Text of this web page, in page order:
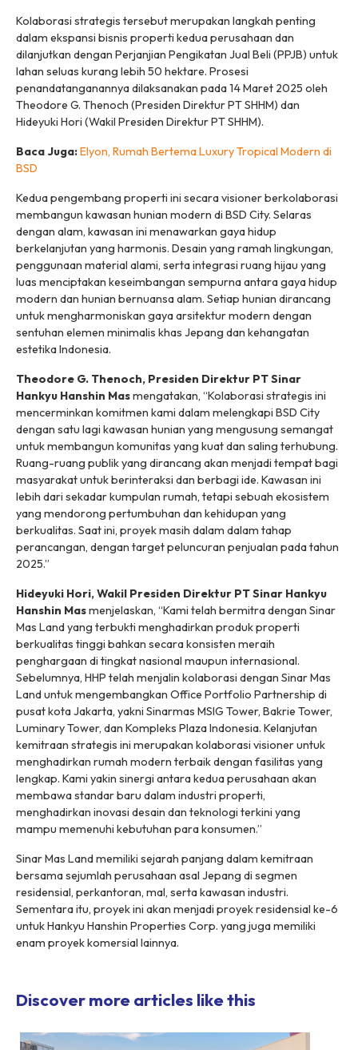
Kolaborasi strategis tersebut merupakan langkah penting
dalam ekspansi bisnis properti kedua perusahaan dan
dilanjutkan dengan Perjanjian Pengikatan Jual Beli (PPJB) untuk
lahan seluas kurang lebih 50 hektare. Prosesi
penandatanganannya dilaksanakan pada 14 Maret 2025 oleh
Theodore G. Thenoch (Presiden Direktur PT SHHM) dan
Hideyuki Hori (Wakil Presiden Direktur PT SHHM).
Baca Juga:Elyon, Rumah Bertema Luxury Tropical Modern di
BSD
Kedua pengembang properti ini secara visioner berkolaborasi
membangun kawasan hunian modern di BSD City. Selaras
dengan alam, kawasan ini menawarkan gaya hidup
berkelanjutan yang harmonis. Desain yang ramah lingkungan,
penggunaan material alami, serta integrasi ruang hijau yang
luas menciptakan keseimbangan sempurna antara gaya hidup
modern dan hunian bernuansa alam. Setiap hunian dirancang
untuk mengharmoniskan gaya arsitektur modern dengan
sentuhan elemen minimalis khas Jepang dan kehangatan
estetika Indonesia.
Theodore G. Thenoch, Presiden Direktur PT Sinar
Hankyu Hanshin Masmengatakan, “Kolaborasi strategis ini
mencerminkan komitmen kami dalam melengkapi BSD City
dengan satu lagi kawasan hunian yang mengusung semangat
untuk membangun komunitas yang kuat dan saling terhubung.
Ruang-ruang publik yang dirancang akan menjadi tempat bagi
masyarakat untuk berinteraksi dan berbagi ide. Kawasan ini
lebih dari sekadar kumpulan rumah, tetapi sebuah ekosistem
yang mendorong pertumbuhan dan kehidupan yang
berkualitas. Saat ini, proyek masih dalam dalam tahap
perancangan, dengan target peluncuran penjualan pada tahun
2025.”
Hideyuki Hori, Wakil Presiden Direktur PT Sinar Hankyu
Hanshin Masmenjelaskan, “Kami telah bermitra dengan Sinar
Mas Land yang terbukti menghadirkan produk properti
berkualitas tinggi bahkan secara konsisten meraih
penghargaan di tingkat nasional maupun internasional.
Sebelumnya, HHP telah menjalin kolaborasi dengan Sinar Mas
Land untuk mengembangkan Office Portfolio Partnership di
pusat kota Jakarta, yakni Sinarmas MSIG Tower, Bakrie Tower,
Luminary Tower, dan Kompleks Plaza Indonesia. Kelanjutan
kemitraan strategis ini merupakan kolaborasi visioner untuk
menghadirkan rumah modern terbaik dengan fasilitas yang
lengkap. Kami yakin sinergi antara kedua perusahaan akan
membawa standar baru dalam industri properti,
menghadirkan inovasi desain dan teknologi terkini yang
mampu memenuhi kebutuhan para konsumen.”
Sinar Mas Land memiliki sejarah panjang dalam kemitraan
bersama sejumlah perusahaan asal Jepang di segmen
residensial, perkantoran, mal, serta kawasan industri.
Sementara itu, proyek ini akan menjadi proyek residensial ke-6
untuk Hankyu Hanshin Properties Corp. yang juga memiliki
enam proyek komersial lainnya.
Discover more articles like this